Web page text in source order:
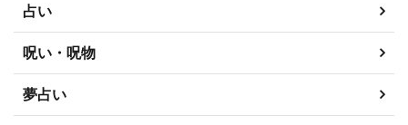
占い
呪い・呪物
夢占い